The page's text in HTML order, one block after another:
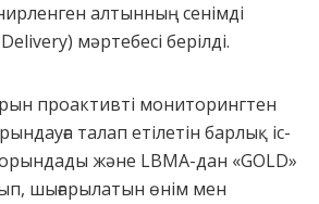
алтынның сенімді
мәртебесі берілді.
проактивті мониторингтен
талап етілетін барлық іс-
және LBMA-дан «GOLD»
шығарылатын өнім мен